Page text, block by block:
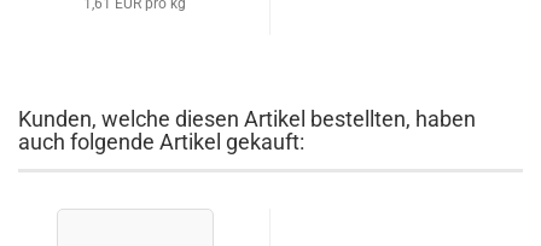
1,61 EUR pro kg
Kunden, welche diesen Artikel bestellten, haben
auch folgende Artikel gekauft: